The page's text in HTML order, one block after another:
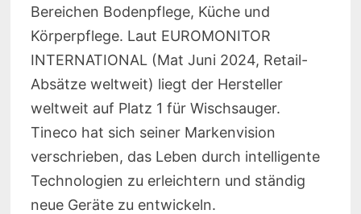
Bereichen Bodenpflege, Küche und
Körperpflege. Laut EUROMONITOR
INTERNATIONAL (Mat Juni 2024, Retail-
Absätze weltweit) liegt der Hersteller
weltweit auf Platz 1 für Wischsauger.
Tineco hat sich seiner Markenvision
verschrieben, das Leben durch intelligente
Technologien zu erleichtern und ständig
neue Geräte zu entwickeln.